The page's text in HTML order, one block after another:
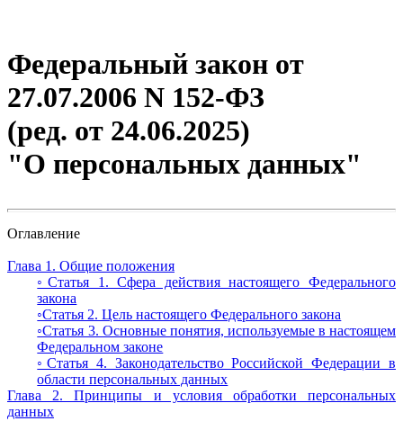
Федеральный закон от
27.07.2006 N 152-ФЗ
(ред. от 24.06.2025)
"О персональных данных"
Оглавление
Глава 1. Общие положения
◦Статья 1. Сфера действия настоящего Федерального
закона
◦Статья 2. Цель настоящего Федерального закона
◦Статья 3. Основные понятия, используемые в настоящем
Федеральном законе
◦Статья 4. Законодательство Российской Федерации в
области персональных данных
Глава 2. Принципы и условия обработки персональных
данных